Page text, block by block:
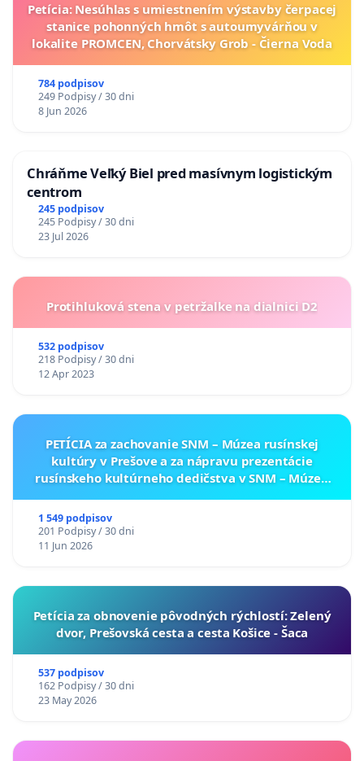
Petícia: Nesúhlas s umiestnením výstavby čerpacej
stanice pohonných hmôt s autoumyvárňou v
lokalite PROMCEN, Chorvátsky Grob - Čierna Voda
784 podpisov
249 Podpisy / 30 dni
8 Jun 2026
Chráňme Veľký Biel pred masívnym logistickým
centrom
245 podpisov
245 Podpisy / 30 dni
23 Jul 2026
Protihluková stena v petržalke na dialnici D2
532 podpisov
218 Podpisy / 30 dni
12 Apr 2023
PETÍCIA za zachovanie SNM – Múzea rusínskej
kultúry v Prešove a za nápravu prezentácie
rusínskeho kultúrneho dedičstva v SNM – Múzeu
1 549 podpisov
201 Podpisy / 30 dni
11 Jun 2026
​Petícia za obnovenie pôvodných rýchlostí: Zelený
dvor, Prešovská cesta a cesta Košice - Šaca
537 podpisov
162 Podpisy / 30 dni
23 May 2026